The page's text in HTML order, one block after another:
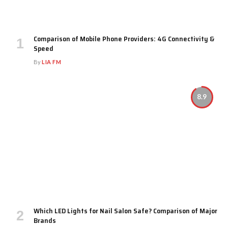
Comparison of Mobile Phone Providers: 4G Connectivity &
Speed
ByLIA FM
8.9
Which LED Lights for Nail Salon Safe? Comparison of Major
Brands